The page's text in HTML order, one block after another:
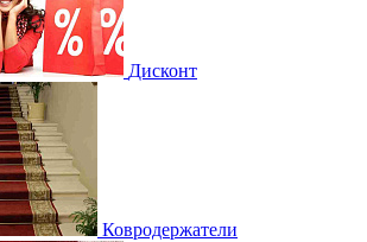
Дисконт
Ковродержатели